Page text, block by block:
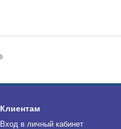
Клиентам
Вход в личный кабинет